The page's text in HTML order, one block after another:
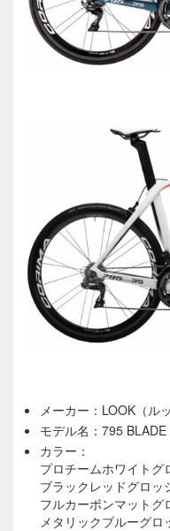
メーカー：LOOK（ルッ
モデル名：795 BLADE
カラー：
プロチームホワイトグ
ブラックレッドグロッ
フルカーボンマットグ
メタリックブルーグロ